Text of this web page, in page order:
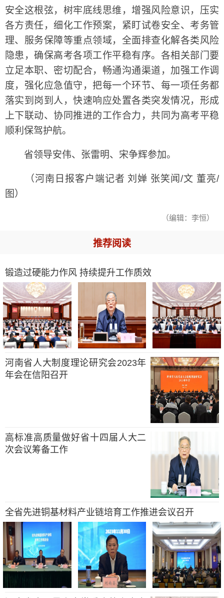
安全这根弦，树牢底线思维，增强风险意识，压实
各方责任，细化工作预案，紧盯试卷安全、考务管
理、服务保障等重点领域，全面排查化解各类风险
隐患，确保高考各项工作平稳有序。各相关部门要
立足本职、密切配合，畅通沟通渠道，加强工作调
度，强化应急值守，把每一个环节、每一项任务都
落实到岗到人，快速响应处置各类突发情况，形成
上下联动、协同推进的工作合力，共同为高考平稳
顺利保驾护航。
省领导安伟、张雷明、宋争辉参加。
（河南日报客户端记者 刘婵 张笑闻/文 董亮/
图）
（编辑：李恒）
推荐阅读
锻造过硬能力作风 持续提升工作质效
河南省人大制度理论研究会2023年
年会在信阳召开
高标准高质量做好省十四届人大二
次会议筹备工作
全省先进铜基材料产业链培育工作推进会议召开